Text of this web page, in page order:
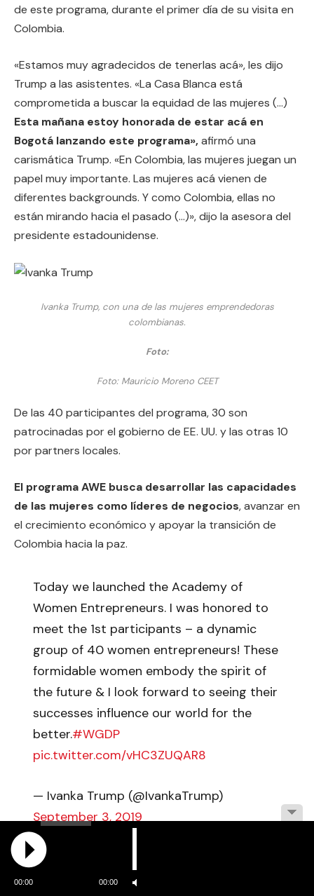
de este programa, durante el primer día de su visita en
Colombia.
«Estamos muy agradecidos de tenerlas acá», les dijo
Trump a las asistentes. «La Casa Blanca está
comprometida a buscar la equidad de las mujeres (…)
Esta mañana estoy honorada de estar acá en
Bogotá lanzando este programa»,afirmó una
carismática Trump. «En Colombia, las mujeres juegan un
papel muy importante. Las mujeres acá vienen de
diferentes backgrounds. Y como Colombia, ellas no
están mirando hacia el pasado (…)», dijo la asesora del
presidente estadounidense.
Ivanka Trump, con una de las mujeres emprendedoras
colombianas.
Foto:
Foto: Mauricio Moreno CEET
De las 40 participantes del programa, 30 son
patrocinadas por el gobierno de EE. UU. y las otras 10
por partners locales.
El programa AWE busca desarrollar las capacidades
de las mujeres como líderes de negocios, avanzar en
el crecimiento económico y apoyar la transición de
Colombia hacia la paz.
Today we launched the Academy of
Women Entrepreneurs. I was honored to
meet the 1st participants – a dynamic
group of 40 women entrepreneurs! These
formidable women embody the spirit of
the future & I look forward to seeing their
successes influence our world for the
better.#WGDP
pic.twitter.com/vHC3ZUQAR8
— Ivanka Trump (@IvankaTrump)
September 3, 2019
De hecho, Trump destacó el rol de dos de las mujeres
colombianas que harán parte del programa y le dijo a
una que se dedica a la confección de chaquetas: «Con
00:00 00:00